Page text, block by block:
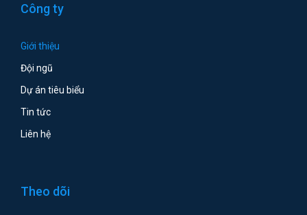
Công ty
Giới thiệu
Đội ngũ
Dự án tiêu biểu
Tin tức
Liên hệ
Theo dõi